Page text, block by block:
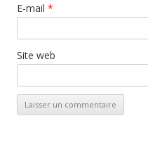
E-mail *
Site web